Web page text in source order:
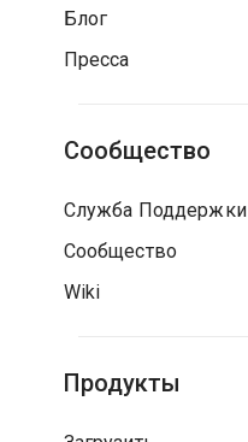
Блог
Пресса
Сообщество
Служба Поддержки
Сообщество
Wiki
Продукты